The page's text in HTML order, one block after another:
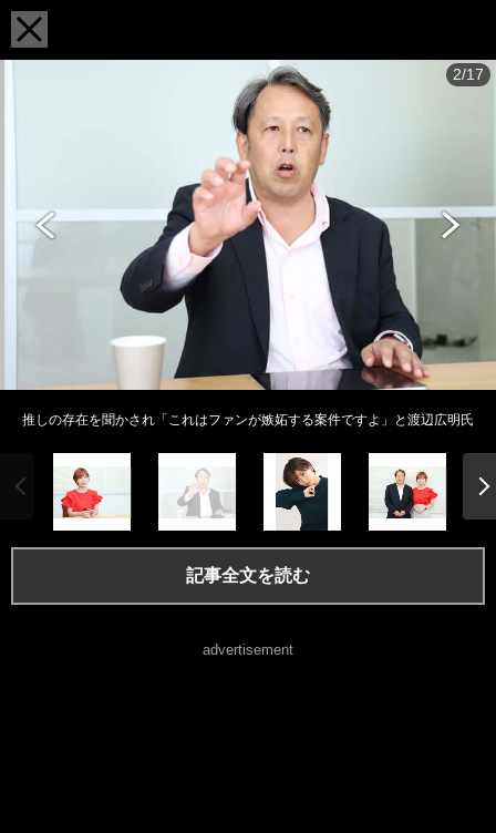
2/17
推しの存在を聞かされ「これはファンが嫉妬する案件ですよ」と渡辺広明氏
記事全文を読む
advertisement